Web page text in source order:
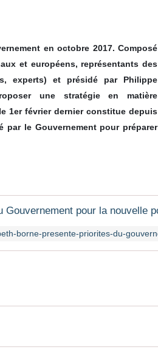
en octobre 2017. Composé
et européens, représentants des
experts) et présidé par Philippe
une stratégie en matière
1er février dernier constitue depuis
par le Gouvernement pour préparer